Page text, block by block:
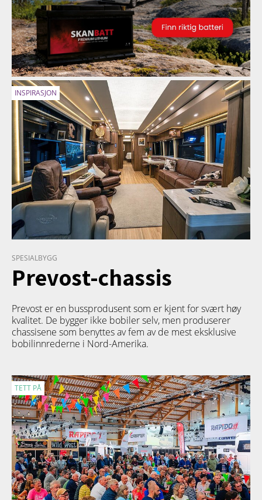
INSPIRASJON
SPESIALBYGG
Prevost-chassis
Prevost er en bussprodusent som er kjent for svært høy
kvalitet. De bygger ikke bobiler selv, men produserer
chassisene som benyttes av fem av de mest eksklusive
bobilinnrederne i Nord-Amerika.
TETT PÅ